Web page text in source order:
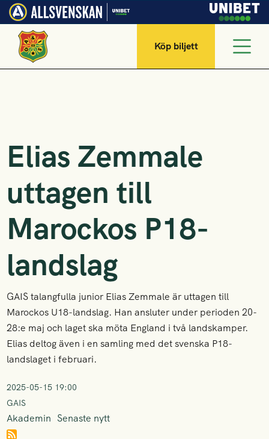
Köp biljett
Elias Zemmale
uttagen till
Marockos P18-
landslag
GAIS talangfulla junior Elias Zemmale är uttagen till
Marockos U18-landslag. Han ansluter under perioden 20-
28:e maj och laget ska möta England i två landskamper.
Elias deltog även i en samling med det svenska P18-
landslaget i februari.
2025-05-15 19:00
GAIS
Akademin Senaste nytt